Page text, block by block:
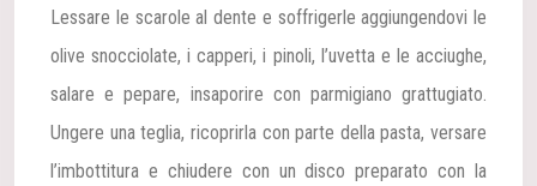
Lessare le scarole al dente e soffrigerle aggiungendovi le
olive snocciolate, i capperi, i pinoli, l’uvetta e le acciughe,
salare e pepare, insaporire con parmigiano grattugiato.
Ungere una teglia, ricoprirla con parte della pasta, versare
l’imbottitura e chiudere con un disco preparato con la